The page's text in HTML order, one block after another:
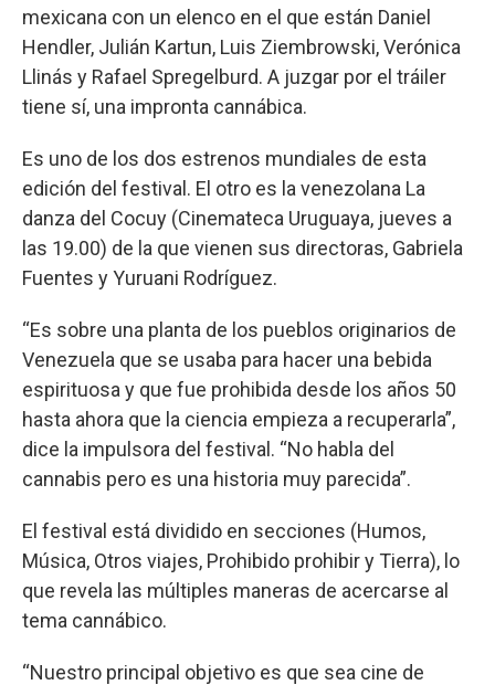
mexicana con un elenco en el que están Daniel
Hendler, Julián Kartun, Luis Ziembrowski, Verónica
Llinás y Rafael Spregelburd. A juzgar por el tráiler
tiene sí, una impronta cannábica.
Es uno de los dos estrenos mundiales de esta
edición del festival. El otro es la venezolana La
danza del Cocuy (Cinemateca Uruguaya, jueves a
las 19.00) de la que vienen sus directoras, Gabriela
Fuentes y Yuruani Rodríguez.
“Es sobre una planta de los pueblos originarios de
Venezuela que se usaba para hacer una bebida
espirituosa y que fue prohibida desde los años 50
hasta ahora que la ciencia empieza a recuperarla”,
dice la impulsora del festival. “No habla del
cannabis pero es una historia muy parecida”.
El festival está dividido en secciones (Humos,
Música, Otros viajes, Prohibido prohibir y Tierra), lo
que revela las múltiples maneras de acercarse al
tema cannábico.
“Nuestro principal objetivo es que sea cine de